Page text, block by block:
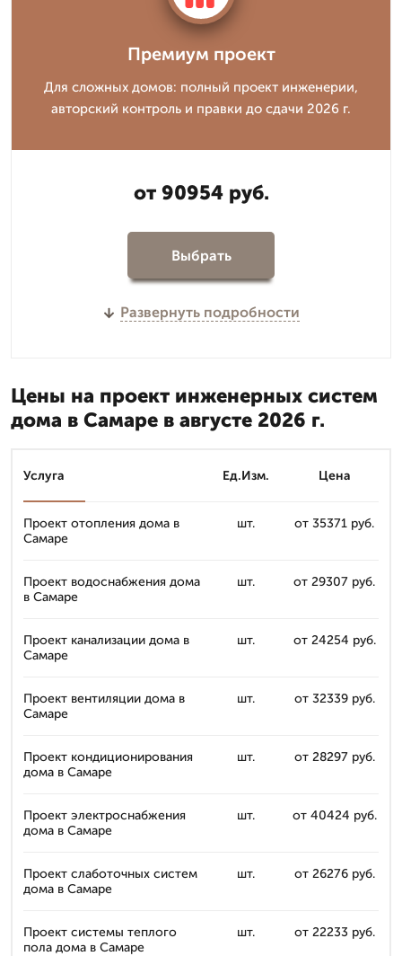
Премиум проект
Для сложных домов: полный проект инженерии,
авторский контроль и правки до сдачи 2026 г.
от 90954 руб.
Выбрать
Развернуть подробности
Цены на проект инженерных систем
дома в Самаре в августе 2026 г.
Услуга Ед.Изм. Цена
Проект отопления дома в
Самаре
шт. от 35371 руб.
Проект водоснабжения дома
в Самаре
шт. от 29307 руб.
Проект канализации дома в
Самаре
шт. от 24254 руб.
Проект вентиляции дома в
Самаре
шт. от 32339 руб.
Проект кондиционирования
дома в Самаре
шт. от 28297 руб.
Проект электроснабжения
дома в Самаре
шт. от 40424 руб.
Проект слаботочных систем
дома в Самаре
шт. от 26276 руб.
Проект системы теплого
пола дома в Самаре
шт. от 22233 руб.